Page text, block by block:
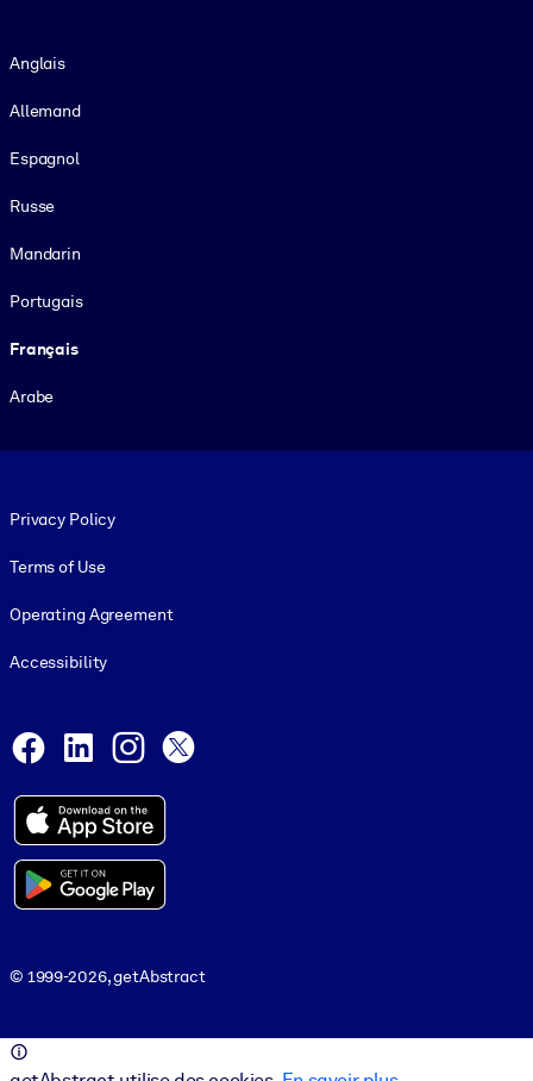
Anglais
Allemand
Espagnol
Russe
Mandarin
Portugais
Français
Arabe
Privacy Policy
Terms of Use
Operating Agreement
Accessibility
Facebook
LinkedInInstagram
© 1999-2026, getAbstract